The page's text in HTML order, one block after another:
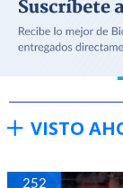
VISTO
252